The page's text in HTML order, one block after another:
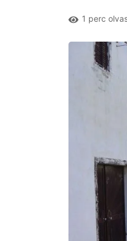
1 perc